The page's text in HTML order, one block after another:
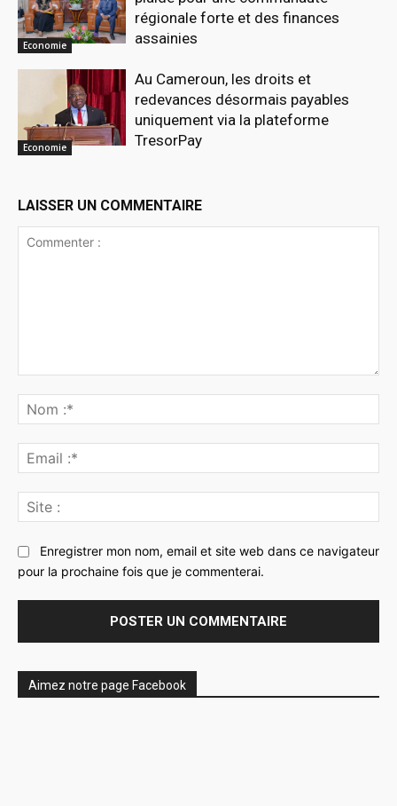
Economie
régionale forte et des finances
assainies
Economie
Au Cameroun, les droits et
redevances désormais payables
uniquement via la plateforme
TresorPay
LAISSER UN COMMENTAIRE
:*
:*
:
Enregistrer mon nom, email et site web dans ce navigateur
pour la prochaine fois que je commenterai.
Aimez notre page Facebook